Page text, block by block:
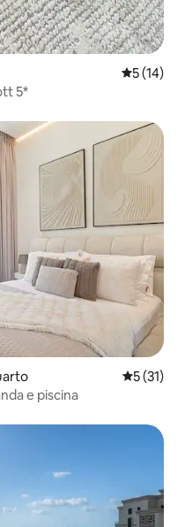
5 de uma
5 (14)
5*
hóspedes
5 de uma
5 (31)
e piscina